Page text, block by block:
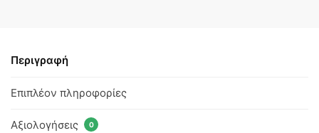
Περιγραφή
Επιπλέον πληροφορίες
Αξιολογήσεις 0